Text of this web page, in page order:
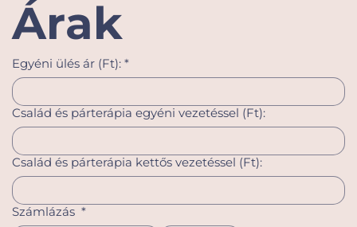
Árak
Egyéni ülés ár (Ft): *
Család és párterápia egyéni vezetéssel (Ft):
Család és párterápia kettős vezetéssel (Ft):
Számlázás *